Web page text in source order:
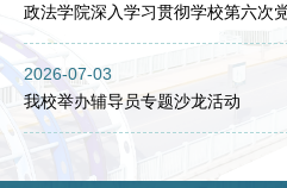
政法学院深入学习贯彻学校第六次
2026-07-03
我校举办辅导员专题沙龙活动